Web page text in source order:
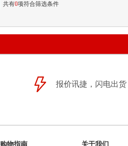
20-SOIC
SOP-8
TSOPI-48
TSSOP-20
共有0项符合筛选条件
报价讯捷，闪电出货
购物指南 关于我们